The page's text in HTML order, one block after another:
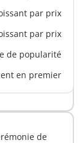
par prix
par prix
de popularité
en premier
en mer
de